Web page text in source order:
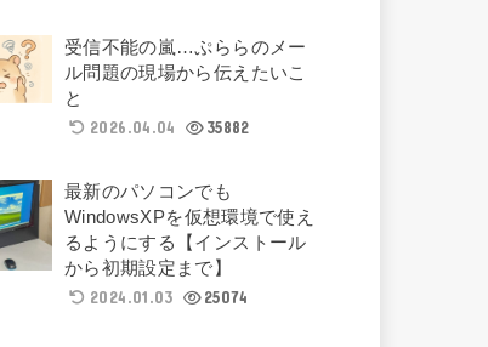
受信不能の嵐…ぷららのメー
ル問題の現場から伝えたいこ
と
2026.04.04
35882
最新のパソコンでも
WindowsXPを仮想環境で使え
るようにする【インストール
から初期設定まで】
2024.01.03
25074